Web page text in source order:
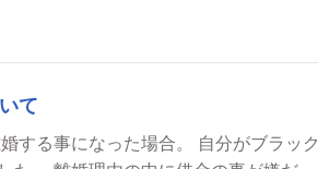
て
婚する事になった場合。 自分がブラッ